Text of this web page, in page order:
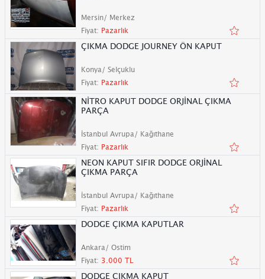
Mersin/ Merkez
Fiyat: Pazarlık
ÇIKMA DODGE JOURNEY ÖN KAPUT
Konya/ Selçuklu
Fiyat: Pazarlık
NİTRO KAPUT DODGE ORJİNAL ÇIKMA
PARÇA
İstanbul Avrupa/ Kağıthane
Fiyat: Pazarlık
NEON KAPUT SIFIR DODGE ORJİNAL
ÇIKMA PARÇA
İstanbul Avrupa/ Kağıthane
Fiyat: Pazarlık
DODGE ÇIKMA KAPUTLAR
Ankara/ Ostim
Fiyat: 3.000 TL
DODGE ÇIKMA KAPUT